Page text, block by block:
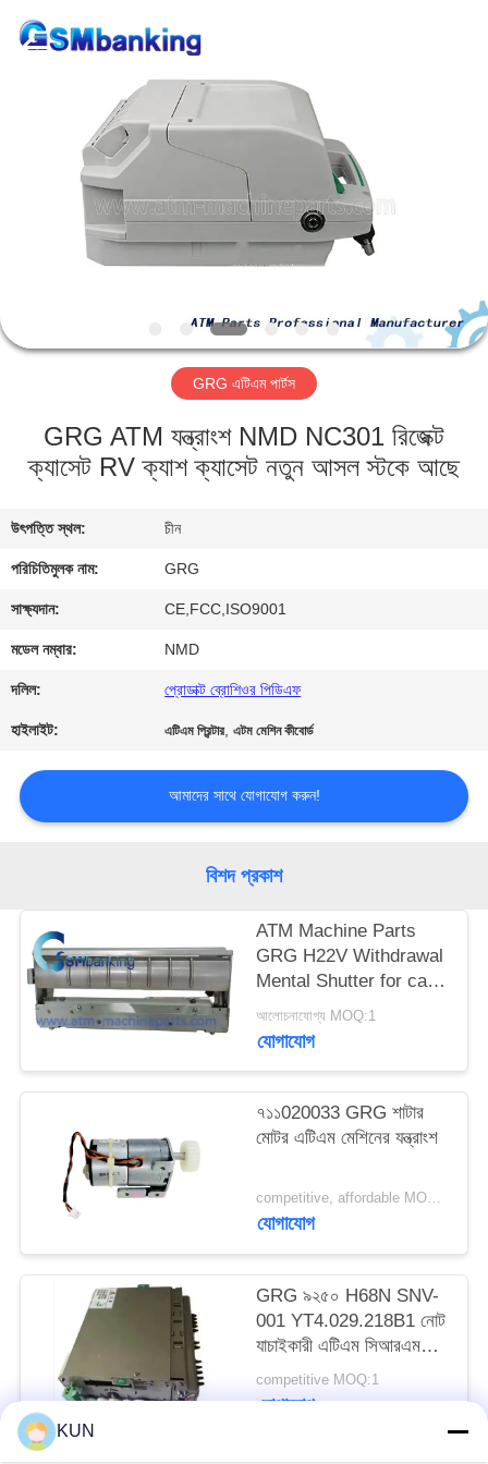
কারখানা
মান
যোগাযোগ
করুন
খবর
জন্য
আবেদন
ম্যাপ
PRIVACY
POLICY
International
Trade
Co.,Ltd..
GRG এটিএম পার্টস
GRG ATM যন্ত্রাংশ NMD NC301 রিজেক্ট
ক্যাসেট RV ক্যাশ ক্যাসেট নতুন আসল স্টকে আছে
উৎপত্তি স্থল: চীন
পরিচিতিমুলক নাম: GRG
সাক্ষ্যদান: CE,FCC,ISO9001
মডেল নম্বার: NMD
দলিল: প্রোডাক্ট ব্রোশিওর পিডিএফ
হাইলাইট: এটিএম প্রিন্টার,এটম মেশিন কীবোর্ড
আমাদের সাথে যোগাযোগ করুন!
বিশদ প্রকাশ
ATM Machine Parts
GRG H22V Withdrawal
Mental Shutter for cash
dispensing
আলোচনাযোগ্য MOQ:1
যোগাযোগ
৭১১020033 GRG শাটার
মোটর এটিএম মেশিনের যন্ত্রাংশ
competitive, affordable MOQ:1
যোগাযোগ
GRG ৯২৫০ H68N SNV-
001 YT4.029.218B1 নোট
যাচাইকারী এটিএম সিআরএম
মেশিনের যন্ত্রাংশ
competitive MOQ:1
যোগাযোগ
KUN